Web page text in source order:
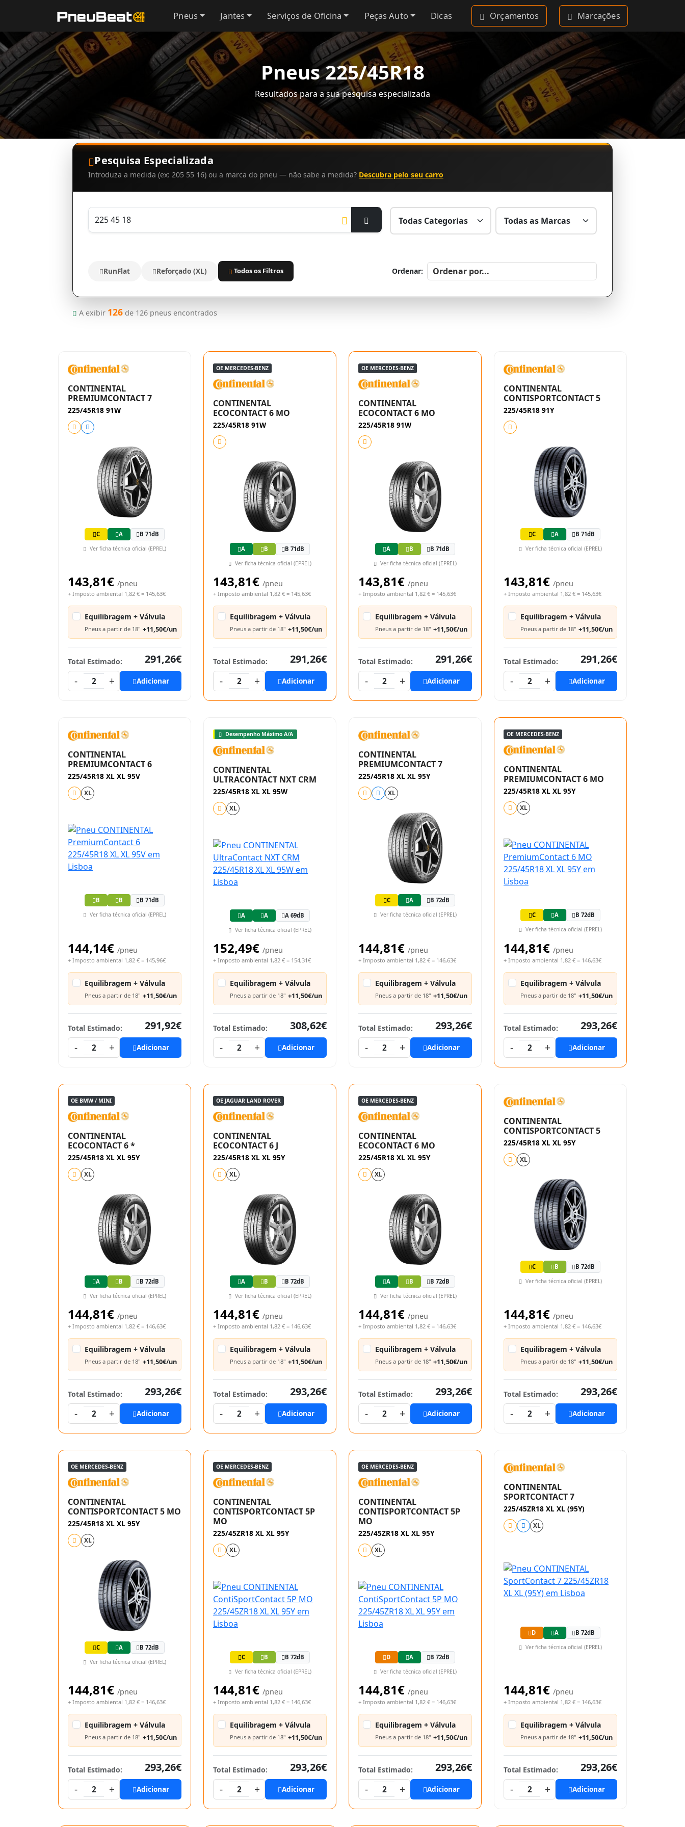
Pneus Jantes Serviços de Oficina Peças Auto Dicas Orçamentos Marcações
Pneus 225/45R18
Resultados para a sua pesquisa especializada
Pesquisa Especializada
Introduza a medida (ex: 205 55 16) ou a marca do pneu — não sabe a medida? Descubra pelo seu carro
RunFlat Reforçado (XL) Todos os Filtros Ordenar:
A exibir 126de 126pneus encontrados
CONTINENTAL
PREMIUMCONTACT 7
225/45R18 91W
C A B 71dB
Ver ficha técnica oficial (EPREL)
143,81€ /pneu
+ Imposto ambiental 1,82 € = 145,63€
Equilibragem + Válvula
Pneus a partir de 18" +11,50€/un
Total Estimado:
291,26€
-
2 + Adicionar
OE MERCEDES-BENZ
CONTINENTAL
ECOCONTACT 6 MO
225/45R18 91W
A B B 71dB
Ver ficha técnica oficial (EPREL)
143,81€ /pneu
+ Imposto ambiental 1,82 € = 145,63€
Equilibragem + Válvula
Pneus a partir de 18" +11,50€/un
Total Estimado:
291,26€
-
2 + Adicionar
OE MERCEDES-BENZ
CONTINENTAL
ECOCONTACT 6 MO
225/45R18 91W
A B B 71dB
Ver ficha técnica oficial (EPREL)
143,81€ /pneu
+ Imposto ambiental 1,82 € = 145,63€
Equilibragem + Válvula
Pneus a partir de 18" +11,50€/un
Total Estimado:
291,26€
-
2 + Adicionar
CONTINENTAL
CONTISPORTCONTACT 5
225/45R18 91Y
C A B 71dB
Ver ficha técnica oficial (EPREL)
143,81€ /pneu
+ Imposto ambiental 1,82 € = 145,63€
Equilibragem + Válvula
Pneus a partir de 18" +11,50€/un
Total Estimado:
291,26€
-
2 + Adicionar
CONTINENTAL
PREMIUMCONTACT 6
225/45R18 XL XL 95V
XL
B B B 71dB
Ver ficha técnica oficial (EPREL)
144,14€ /pneu
+ Imposto ambiental 1,82 € = 145,96€
Equilibragem + Válvula
Pneus a partir de 18" +11,50€/un
Total Estimado:
291,92€
-
2 + Adicionar
Desempenho Máximo A/A
CONTINENTAL
ULTRACONTACT NXT CRM
225/45R18 XL XL 95W
XL
A A A 69dB
Ver ficha técnica oficial (EPREL)
152,49€ /pneu
+ Imposto ambiental 1,82 € = 154,31€
Equilibragem + Válvula
Pneus a partir de 18" +11,50€/un
Total Estimado:
308,62€
-
2 + Adicionar
CONTINENTAL
PREMIUMCONTACT 7
225/45R18 XL XL 95Y
XL
C A B 72dB
Ver ficha técnica oficial (EPREL)
144,81€ /pneu
+ Imposto ambiental 1,82 € = 146,63€
Equilibragem + Válvula
Pneus a partir de 18" +11,50€/un
Total Estimado:
293,26€
-
2 + Adicionar
OE MERCEDES-BENZ
CONTINENTAL
PREMIUMCONTACT 6 MO
225/45R18 XL XL 95Y
XL
C A B 72dB
Ver ficha técnica oficial (EPREL)
144,81€ /pneu
+ Imposto ambiental 1,82 € = 146,63€
Equilibragem + Válvula
Pneus a partir de 18" +11,50€/un
Total Estimado:
293,26€
-
2 + Adicionar
OE BMW / MINI
CONTINENTAL
ECOCONTACT 6 *
225/45R18 XL XL 95Y
XL
A B B 72dB
Ver ficha técnica oficial (EPREL)
144,81€ /pneu
+ Imposto ambiental 1,82 € = 146,63€
Equilibragem + Válvula
Pneus a partir de 18" +11,50€/un
Total Estimado:
293,26€
-
2 + Adicionar
OE JAGUAR LAND ROVER
CONTINENTAL
ECOCONTACT 6 J
225/45R18 XL XL 95Y
XL
A B B 72dB
Ver ficha técnica oficial (EPREL)
144,81€ /pneu
+ Imposto ambiental 1,82 € = 146,63€
Equilibragem + Válvula
Pneus a partir de 18" +11,50€/un
Total Estimado:
293,26€
-
2 + Adicionar
OE MERCEDES-BENZ
CONTINENTAL
ECOCONTACT 6 MO
225/45R18 XL XL 95Y
XL
A B B 72dB
Ver ficha técnica oficial (EPREL)
144,81€ /pneu
+ Imposto ambiental 1,82 € = 146,63€
Equilibragem + Válvula
Pneus a partir de 18" +11,50€/un
Total Estimado:
293,26€
-
2 + Adicionar
CONTINENTAL
CONTISPORTCONTACT 5
225/45R18 XL XL 95Y
XL
C B B 72dB
Ver ficha técnica oficial (EPREL)
144,81€ /pneu
+ Imposto ambiental 1,82 € = 146,63€
Equilibragem + Válvula
Pneus a partir de 18" +11,50€/un
Total Estimado:
293,26€
-
2 + Adicionar
OE MERCEDES-BENZ
CONTINENTAL
CONTISPORTCONTACT 5 MO
225/45R18 XL XL 95Y
XL
C A B 72dB
Ver ficha técnica oficial (EPREL)
144,81€ /pneu
+ Imposto ambiental 1,82 € = 146,63€
Equilibragem + Válvula
Pneus a partir de 18" +11,50€/un
Total Estimado:
293,26€
-
2 + Adicionar
OE MERCEDES-BENZ
CONTINENTAL
CONTISPORTCONTACT 5P
MO
225/45ZR18 XL XL 95Y
XL
C B B 72dB
Ver ficha técnica oficial (EPREL)
144,81€ /pneu
+ Imposto ambiental 1,82 € = 146,63€
Equilibragem + Válvula
Pneus a partir de 18" +11,50€/un
Total Estimado:
293,26€
-
2 + Adicionar
OE MERCEDES-BENZ
CONTINENTAL
CONTISPORTCONTACT 5P
MO
225/45ZR18 XL XL 95Y
XL
D A B 72dB
Ver ficha técnica oficial (EPREL)
144,81€ /pneu
+ Imposto ambiental 1,82 € = 146,63€
Equilibragem + Válvula
Pneus a partir de 18" +11,50€/un
Total Estimado:
293,26€
-
2 + Adicionar
CONTINENTAL
SPORTCONTACT 7
225/45ZR18 XL XL (95Y)
XL
D A B 72dB
Ver ficha técnica oficial (EPREL)
144,81€ /pneu
+ Imposto ambiental 1,82 € = 146,63€
Equilibragem + Válvula
Pneus a partir de 18" +11,50€/un
Total Estimado:
293,26€
-
2 + Adicionar